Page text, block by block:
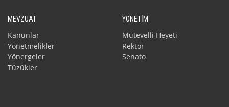
MEVZUAT
Kanunlar
Yönetmelikler
Yönergeler
Tüzükler
YÖNETİM
Mütevelli Heyeti
Rektör
Senato